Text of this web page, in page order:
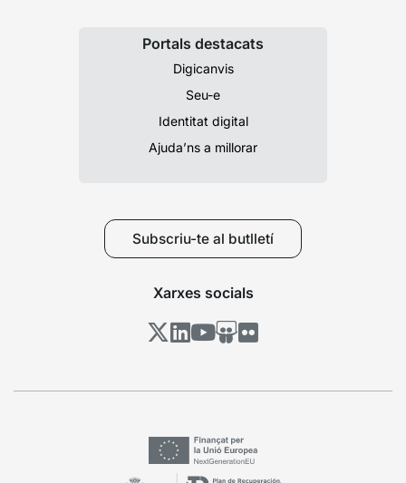
Portals destacats
Digicanvis
Seu-e
Identitat digital
Ajuda’ns a millorar
Subscriu-te al butlletí
Xarxes socials